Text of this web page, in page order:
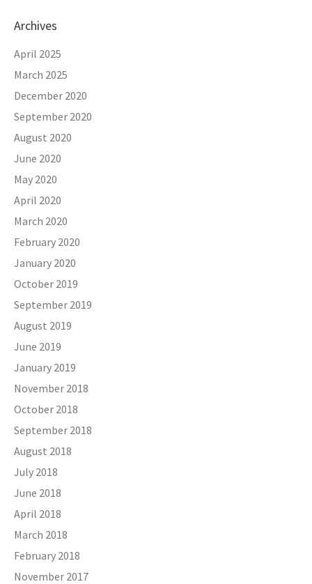
Archives
April 2025
March 2025
December 2020
September 2020
August 2020
June 2020
May 2020
April 2020
March 2020
February 2020
January 2020
October 2019
September 2019
August 2019
June 2019
January 2019
November 2018
October 2018
September 2018
August 2018
July 2018
June 2018
April 2018
March 2018
February 2018
November 2017